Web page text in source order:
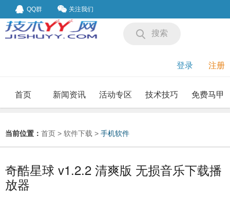
QQ群 关注我们
搜索
登录 注册
首页 新闻资讯 活动专区 技术技巧 免费马甲
当前位置： 首页 > 软件下载 > 手机软件
奇酷星球 v1.2.2 清爽版 无损音乐下载播
放器